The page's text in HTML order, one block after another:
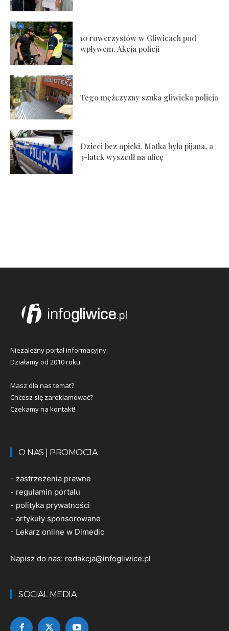
10 rowerzystów w Gliwicach pod
wpływem. Akcja policji
Tego mężczyzny szuka gliwicka policja
Dzieci bez opieki. Matka była pijana, a
3-latek wyszedł na ulicę
Niezależny portal informacyjny.
Działamy od 2010 roku.
Masz dla nas temat?
Chcesz się zareklamować?
Czekamy na kontakt!
O NAS | PROMOCJA
- zastrzeżenia prawne
- regulamin portalu
- polityka prywatności
- artykuły sponsorowane
- Lekarz online w Dimedic
Napisz do nas: redakcja@infogliwice.pl
SOCIAL MEDIA